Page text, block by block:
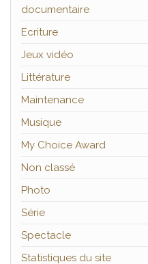
documentaire
Ecriture
Jeux vidéo
Littérature
Maintenance
Musique
My Choice Award
Non classé
Photo
Série
Spectacle
Statistiques du site